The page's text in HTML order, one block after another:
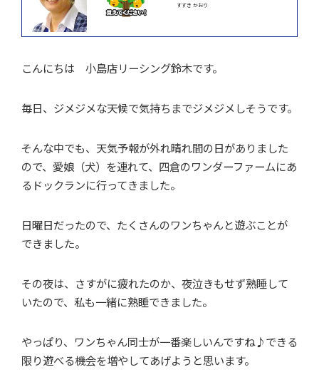
すずき かおり
こんにちは 小島店リーシング鈴木です。
毎日、ジメジメな天候で気持ちまでジメジメしそうです。
そんな中でも、天気予報が外れ晴れ間の日がありました
ので、愛娘（犬）を連れて、四倉のワンダーファームにあ
るドックランに行ってきました。
日曜日だったので、たくさんのワンちゃんと遊ぶことが
できました。
その夜は、さすがに疲れたのか、夜泣きもせず熟睡して
いたので、私も一緒に熟睡できました。
やっぱり、ワンちゃん同士が一番楽しいんですね♪できる
限り遊べる機会を増やしてあげようと思います。